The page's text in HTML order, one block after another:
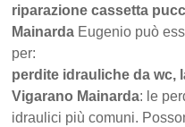
riparazione cassetta
Mainarda Eugenio può
per:
perdite idrauliche da wc,
Vigarano Mainarda: le
idraulici più comuni.